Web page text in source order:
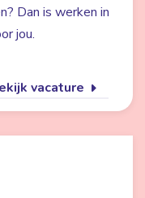
Dan is werken in
jou.
vacature